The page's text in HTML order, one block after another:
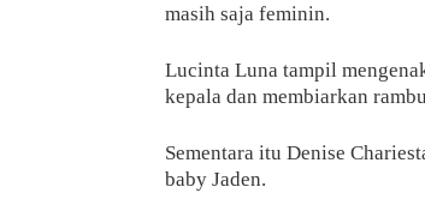
masih saja feminin.
Lucinta Luna tampil
kepala dan membiarkan
Sementara itu Denise
baby Jaden.